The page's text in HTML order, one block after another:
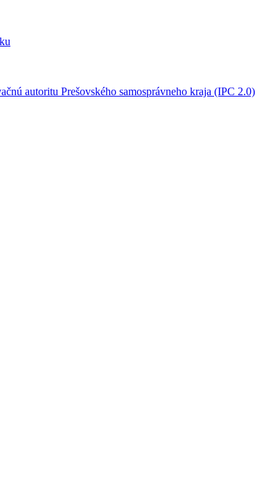
autoritu Prešovského samosprávneho kraja (IPC 2.0)